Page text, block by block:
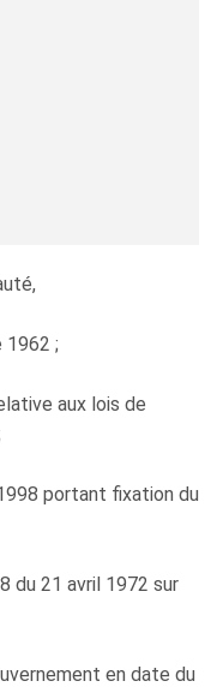
1962 ;
aux lois de
portant fixation du
du 21 avril 1972 sur
en date du